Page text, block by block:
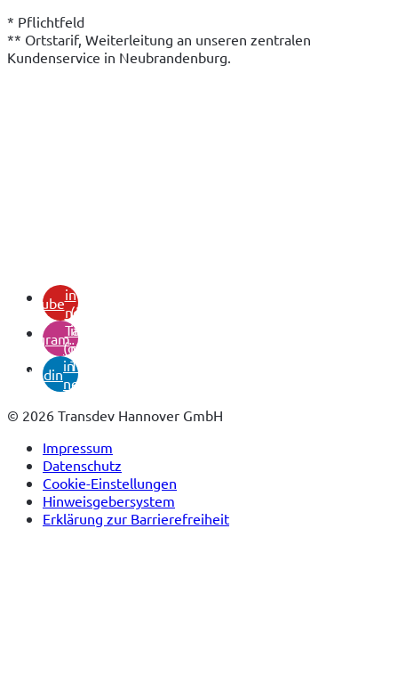
* Pflichtfeld
** Ortstarif, Weiterleitung an unseren zentralen
Kundenservice in Neubrandenburg.
youtubein
neuem
Tab)
instagram
(öffnet
in
neuem
Tab)
linkedin
(öffnet
in
neuem
© 2026 Transdev Hannover GmbH
Impressum
Datenschutz
Cookie-Einstellungen
Hinweisgebersystem
Erklärung zur Barrierefreiheit